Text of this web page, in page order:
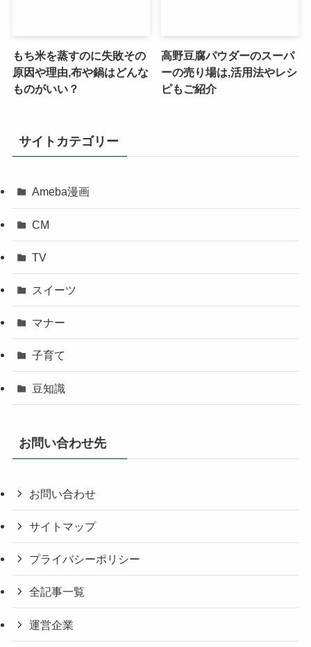
もち米を蒸すのに失敗その
原因や理由,布や鍋はどんな
ものがいい？
高野豆腐パウダーのスーパ
ーの売り場は,活用法やレシ
ピもご紹介
サイトカテゴリー
Ameba漫画
CM
TV
スイーツ
マナー
子育て
豆知識
お問い合わせ先
お問い合わせ
サイトマップ
プライバシーポリシー
全記事一覧
運営企業